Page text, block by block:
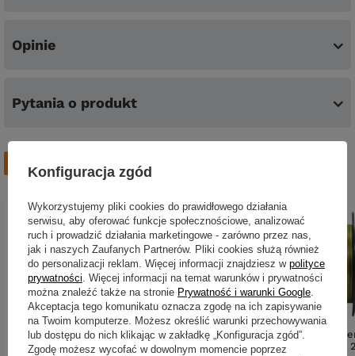
Opinie
Pytania o produkt
Zobacz również
Plecionka YGK X-Braid
Jigman X4 #1,5 PE | 11,3kg |
Konfiguracja zgód
Wykorzystujemy pliki cookies do prawidłowego działania
serwisu, aby oferować funkcje społecznościowe, analizować
ruch i prowadzić działania marketingowe - zarówno przez nas,
jak i naszych Zaufanych Partnerów. Pliki cookies służą również
do personalizacji reklam. Więcej informacji znajdziesz w polityce
prywatności . Więcej informacji na temat warunków i prywatności
można znaleźć także na stronie Prywatność i warunki Google
Akceptacja tego komunikatu oznacza zgodę na ich zapisywanie
na Twoim komputerze. Możesz określić warunki przechowywania
lub dostępu do nich klikając w zakładkę „Konfiguracja zgód”.
Zgodę możesz wycofać w dowolnym momencie poprzez